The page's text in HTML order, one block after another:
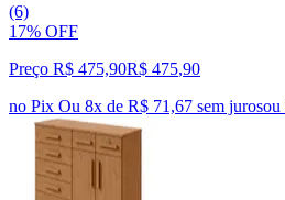
(6)
17% OFF
Preço R$ 475,90R$ 475,90
no Pix Ou 8x de R$ 71,67 sem jurosou